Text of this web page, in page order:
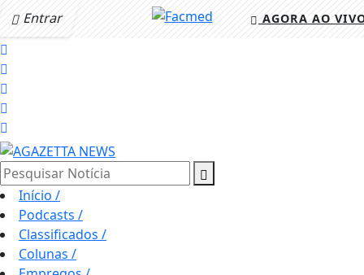
Entrar AGORA AO
Pesquisar Notícia
Início /
Podcasts /
Classificados /
Colunas /